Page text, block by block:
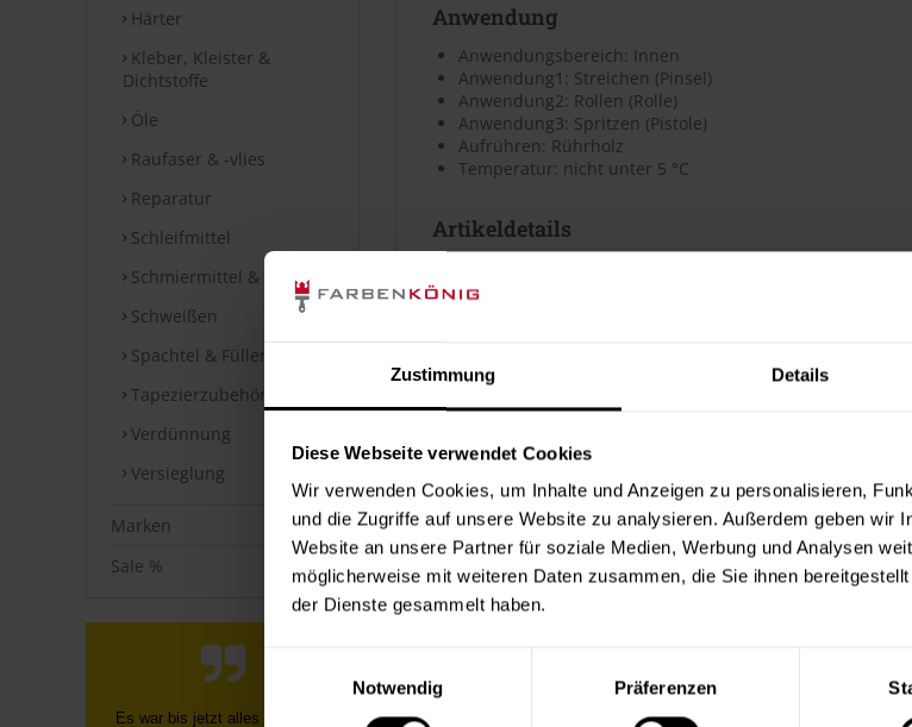
Zustimmung Details
Diese Webseite verwendet Cookies
Wir verwenden Cookies, um Inhalte und Anzeigen zu personalisieren,
und die Zugriffe auf unsere Website zu analysieren. Außerdem geben wir
Website an unsere Partner für soziale Medien, Werbung und Analysen
möglicherweise mit weiteren Daten zusammen, die Sie ihnen
der Dienste gesammelt haben.
Notwendig
Präferenzen
Härter
Kleber, Kleister &
Dichtstoffe
Öle
Raufaser & -vlies
Reparatur
Schleifmittel
Schmiermittel & Fette
Schweißen
Spachtel & Füller
Tapezierzubehör
Verdünnung
Versieglung
Marken
Sale %
Sehr schnelle Lieferung und
Anwendung
Anwendungsbereich: Innen
Anwendung1: Streichen (Pinsel)
Anwendung2: Rollen (Rolle)
Anwendung3: Spritzen (Pistole)
Aufrühren: Rührholz
Temperatur: nicht unter 5 °C
Artikeldetails
wasserbasiert, emissions- und schadstoffarm
strapazierfähig, abriebfest
beständig gegen milde Haushaltsreiniger
Verbrauch
Die Reichweite beträgt laut Hersteller ca. 12 m²/Liter. Der
Bei diesen Verbrauchszahlen handelt es sich um
Datenblätter & Dokumente
Sicherheitsdatenblätter